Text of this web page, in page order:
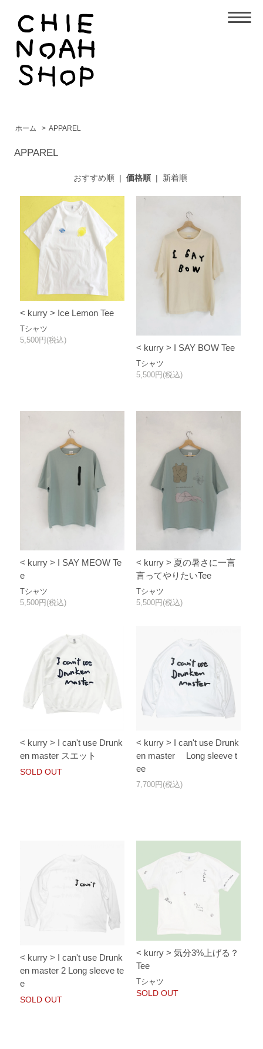
ホーム > APPAREL
APPAREL
おすすめ順| 価格順| 新着順
< kurry > Ice Lemon Tee
Tシャツ
5,500円(税込)
< kurry > I SAY BOW Tee
Tシャツ
5,500円(税込)
< kurry > I SAY MEOW Te
e
Tシャツ
5,500円(税込)
< kurry > 夏の暑さに一言
言ってやりたいTee
Tシャツ
5,500円(税込)
< kurry > I can't use Drunk
en master スエット
SOLD OUT
< kurry > I can't use Drunk
en master Long sleeve t
ee
7,700円(税込)
< kurry > I can't use Drunk
en master 2 Long sleeve te
e
SOLD OUT
< kurry > 気分3%上げる？
Tee
Tシャツ
SOLD OUT